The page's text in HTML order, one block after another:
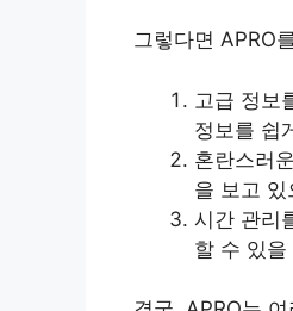
그렇다면 APRO
고급 정보
정보를 쉽
혼란스러
을 보고 있
시간 관리
할 수 있을